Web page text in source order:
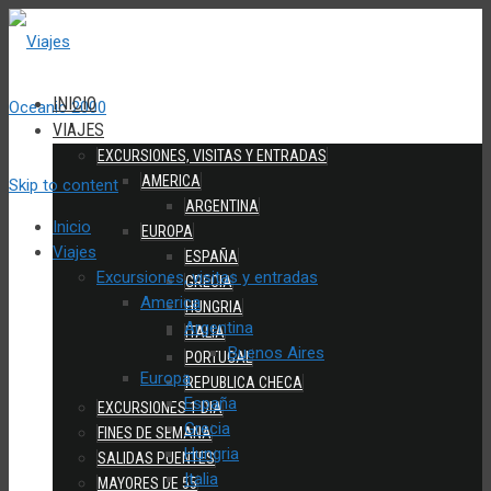
INICIO
VIAJES
EXCURSIONES, VISITAS Y ENTRADAS
AMERICA
ARGENTINA
EUROPA
ESPAÑA
GRECIA
HUNGRIA
ITALIA
PORTUGAL
REPUBLICA CHECA
EXCURSIONES 1 DIA
FINES DE SEMANA
SALIDAS PUENTES
MAYORES DE 55
Skip to content
Inicio
Viajes
Excursiones, visitas y entradas
America
Argentina
Buenos Aires
Europa
España
Grecia
Hungria
Italia